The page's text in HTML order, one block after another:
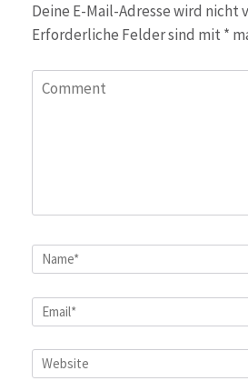
Deine E-Mail-Adresse wird nicht
Erforderliche Felder sind mit *
Comment
Name*
Email*
Website